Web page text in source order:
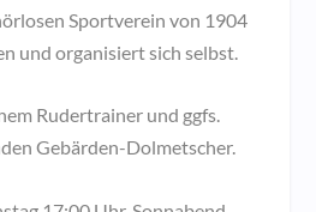
Sportverein von 1904
und organisiert sich selbst.
Rudertrainer und ggfs.
Gebärden-Dolmetscher.